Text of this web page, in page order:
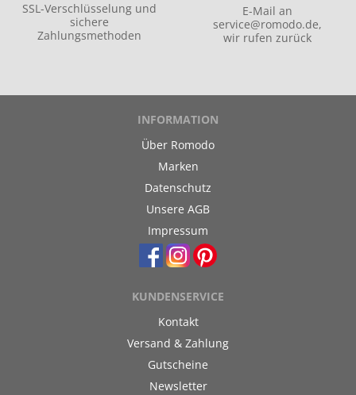
SSL-Verschlüsselung und
sichere
Zahlungsmethoden
E-Mail an
service@romodo.de,
wir rufen zurück
INFORMATION
Über Romodo
Marken
Datenschutz
Unsere AGB
Impressum
KUNDENSERVICE
Kontakt
Versand & Zahlung
Gutscheine
Newsletter